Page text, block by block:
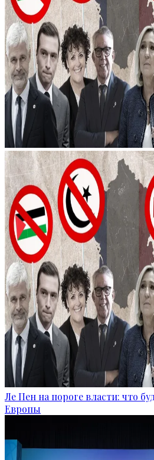
Ле Пен на пороге власти: что
Европы